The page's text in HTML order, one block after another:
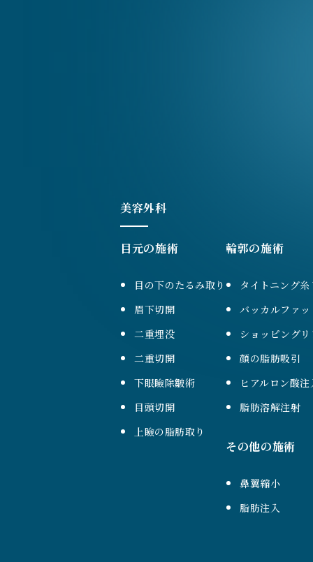
美容外科
目元の施術
目の下のたるみ取り
眉下切開
二重埋没
二重切開
下眼瞼除皺術
目頭切開
上瞼の脂肪取り
輪郭の施術
タイトニング
バッカルファ
ショッピング
顔の脂肪吸引
ヒアルロン酸注
脂肪溶解注射
その他の施術
鼻翼縮小
脂肪注入